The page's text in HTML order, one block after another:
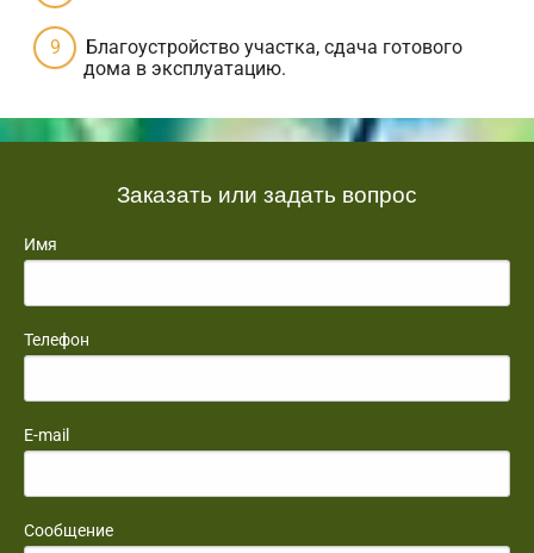
Благоустройство участка, сдача готового
дома в эксплуатацию.
Заказать или задать вопрос
Имя
Телефон
E-mail
Сообщение